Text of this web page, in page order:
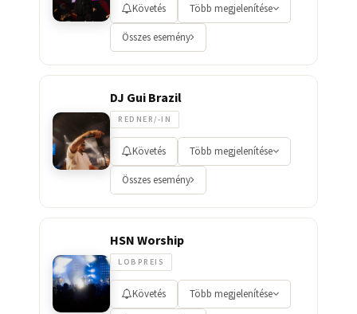
Követés Több megjelenítése
Összes esemény
DJ Gui Brazil
REDNER/-IN
Követés Több megjelenítése
Összes esemény
HSN Worship
LOBPREIS
Követés Több megjelenítése